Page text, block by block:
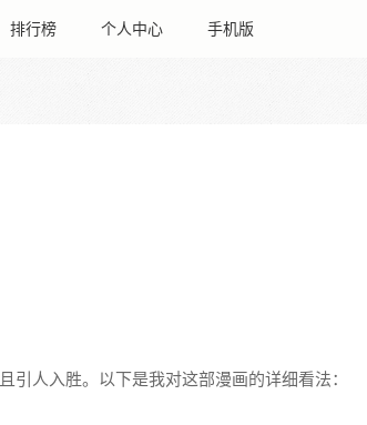
排行榜 个人中心 手机版
引人入胜。以下是我对这部漫画的详细看法：